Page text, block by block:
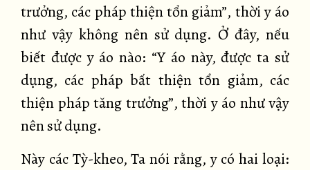
trưởng, các pháp thiện tổn giảm”, thời y áo
như vậy không nên sử dụng. Ở đây, nếu
biết được y áo nào: “Y áo này, được ta sử
dụng, các pháp bất thiện tổn giảm, các
thiện pháp tăng trưởng”, thời y áo như vậy
nên sử dụng.
Này các Tỳ-kheo, Ta nói rằng, y có hai loại: